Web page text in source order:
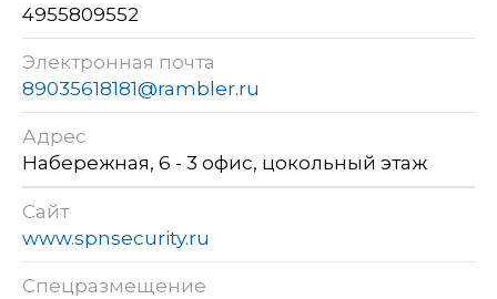
4955809552
Электронная почта
89035618181@rambler.ru
Адрес
Набережная, 6 - 3 офис, цокольный этаж
Сайт
www.spnsecurity.ru
Спецразмещение